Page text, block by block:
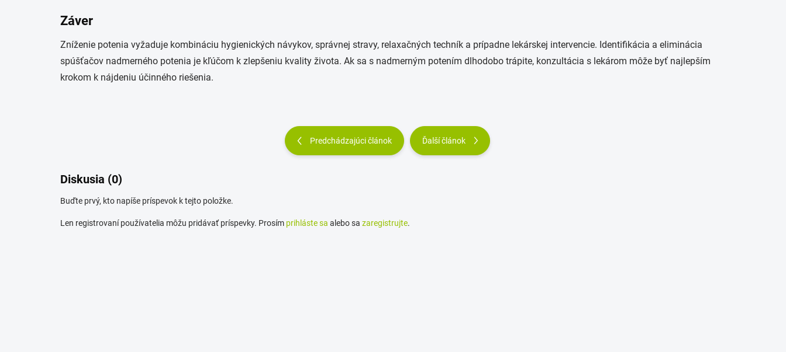
Záver
Zníženie potenia vyžaduje kombináciu hygienických návykov, správnej stravy, relaxačných techník a prípadne lekárskej intervencie. Identifikácia a eliminácia
spúšťačov nadmerného potenia je kľúčom k zlepšeniu kvality života. Ak sa s nadmerným potením dlhodobo trápite, konzultácia s lekárom môže byť najlepším
krokom k nájdeniu účinného riešenia.
Predchádzajúci článok Ďalší článok
Diskusia (0)
Buďte prvý, kto napíše príspevok k tejto položke.
Len registrovaní používatelia môžu pridávať príspevky. Prosím prihláste sa alebo sa zaregistrujte.